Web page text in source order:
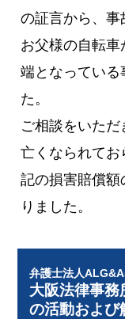
の証言から、
お父様の自転
端となっている
た。
ご相談をいた
亡くなられてお
記の損害賠償
りました。
弁護士法人
大阪法律事務
の活動および